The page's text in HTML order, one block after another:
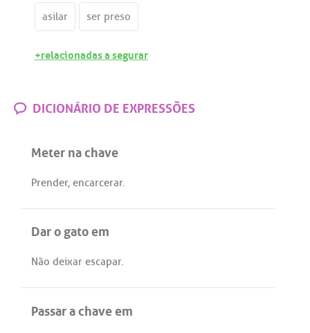
asilar ser preso
+relacionadas a segurar
DICIONÁRIO DE EXPRESSÕES
Meter na chave
Prender, encarcerar.
Dar o gato em
Não deixar escapar.
Passar a chave em